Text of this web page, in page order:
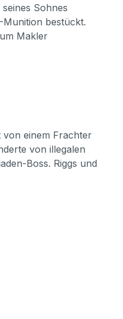
Sohnes
bestückt.
Makler
von einem Frachter
von illegalen
Boss. Riggs und